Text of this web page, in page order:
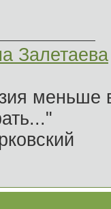
Залетаева
меньше